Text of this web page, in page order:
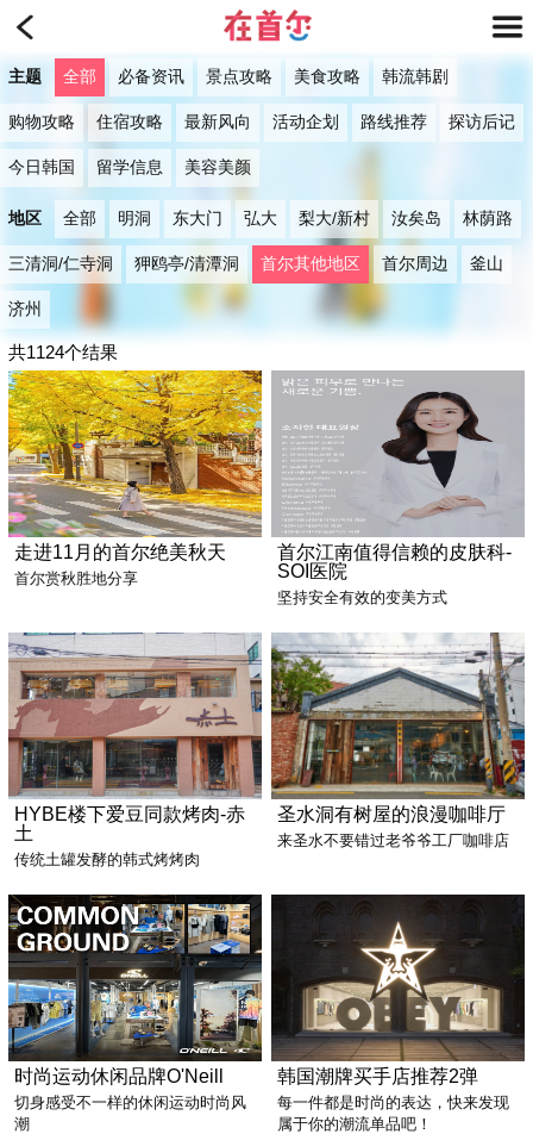
主题 全部 必备资讯 景点攻略 美食攻略 韩流韩剧
购物攻略 住宿攻略 最新风向 活动企划 路线推荐 探访后记
今日韩国 留学信息 美容美颜
地区 全部 明洞 东大门 弘大 梨大/新村 汝矣岛 林荫路
三清洞/仁寺洞 狎鸥亭/清潭洞 首尔其他地区 首尔周边 釜山
济州
共1124个结果
走进11月的首尔绝美秋天
首尔赏秋胜地分享
首尔江南值得信赖的皮肤科-
SOI医院
坚持安全有效的变美方式
HYBE楼下爱豆同款烤肉-赤
土
传统土罐发酵的韩式烤烤肉
圣水洞有树屋的浪漫咖啡厅
来圣水不要错过老爷爷工厂咖啡店
时尚运动休闲品牌O'Neill
切身感受不一样的休闲运动时尚风
潮
韩国潮牌买手店推荐2弹
每一件都是时尚的表达，快来发现
属于你的潮流单品吧！